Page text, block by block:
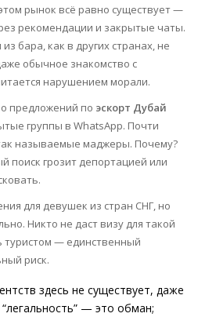
рынок всё равно существует —
рекомендации и закрытые чаты.
бара, как в других странах, не
обычное знакомство с
нарушением морали.
предложений по эскорт Дубай
группы в WhatsApp. Почти
называемые маджеры. Почему?
поиск грозит депортацией или
для девушек из стран СНГ, но
Никто не даст визу для такой
туристом — единственный
риск.
здесь не существует, даже
— это обман;